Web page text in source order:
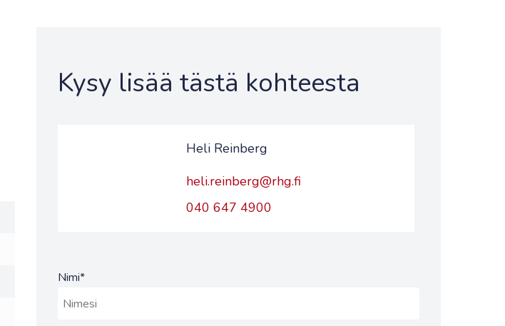
Kysy lisää tästä kohteesta
Heli Reinberg
heli.reinberg@rhg.fi
040 647 4900
Nimi*